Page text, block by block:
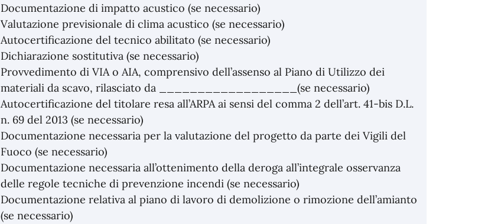
Documentazione di impatto acustico (se necessario)
Valutazione previsionale di clima acustico (se necessario)
Autocertificazione del tecnico abilitato (se necessario)
Dichiarazione sostitutiva (se necessario)
Provvedimento di VIA o AIA, comprensivo dell’assenso al Piano di Utilizzo dei
materiali da scavo, rilasciato da __________________(se necessario)
Autocertificazione del titolare resa all’ARPA ai sensi del comma 2 dell’art. 41-bis D.L.
n. 69 del 2013 (se necessario)
Documentazione necessaria per la valutazione del progetto da parte dei Vigili del
Fuoco (se necessario)
Documentazione necessaria all’ottenimento della deroga all’integrale osservanza
delle regole tecniche di prevenzione incendi (se necessario)
Documentazione relativa al piano di lavoro di demolizione o rimozione dell’amianto
(se necessario)